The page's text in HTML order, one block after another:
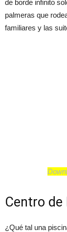
de borde infinito
palmeras que
familiares y las
Centro de
¿Qué tal una